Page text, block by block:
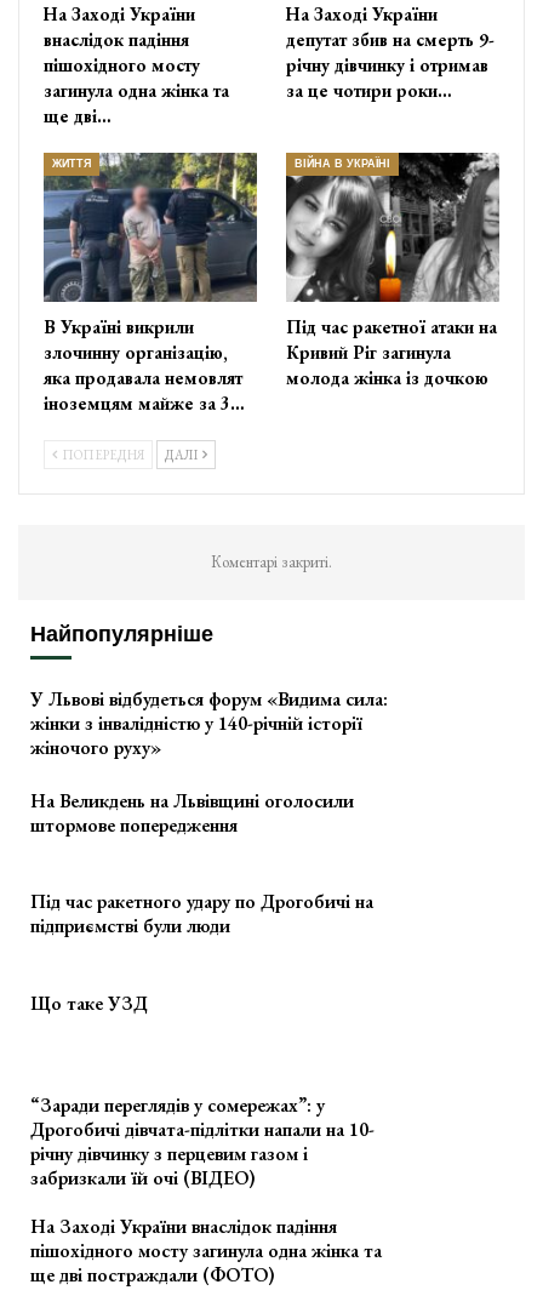
На Заході України
внаслідок падіння
пішохідного мосту
загинула одна жінка та
ще дві…
На Заході України
депутат збив на смерть 9-
річну дівчинку і отримав
за це чотири роки…
ЖИТТЯ
В Україні викрили
злочинну організацію,
яка продавала немовлят
іноземцям майже за 3…
ВІЙНА В УКРАЇНІ
Під час ракетної атаки на
Кривий Ріг загинула
молода жінка із дочкою
ПОПЕРЕДНЯ ДАЛІ
Коментарі закриті.
Найпопулярніше
У Львові відбудеться форум «Видима сила:
жінки з інвалідністю у 140-річній історії
жіночого руху»
На Великдень на Львівщині оголосили
штормове попередження
Під час ракетного удару по Дрогобичі на
підприємстві були люди
Що таке УЗД
“Заради переглядів у сомережах”: у
Дрогобичі дівчата-підлітки напали на 10-
річну дівчинку з перцевим газом і
забризкали їй очі (ВІДЕО)
На Заході України внаслідок падіння
пішохідного мосту загинула одна жінка та
ще дві постраждали (ФОТО)